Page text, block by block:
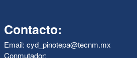
Contacto:
Email: cyd_pinotepa@tecnm.mx
Conmutador: